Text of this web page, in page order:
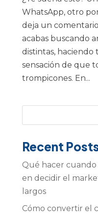
WhatsApp, otro
deja un
acabas buscando
distintas, haciendo
sensación de que
trompicones. En...
Recent
Qué hacer
en decidir el
largos
Cómo convertir el